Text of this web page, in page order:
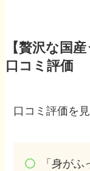
【贅沢な国
口コミ評価
口コミ評価を
「身が